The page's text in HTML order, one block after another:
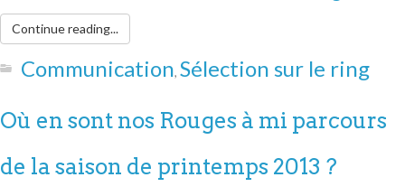
Continue reading...
Communication, Sélection sur le ring
Où en sont nos Rouges à mi parcours
de la saison de printemps 2013 ?